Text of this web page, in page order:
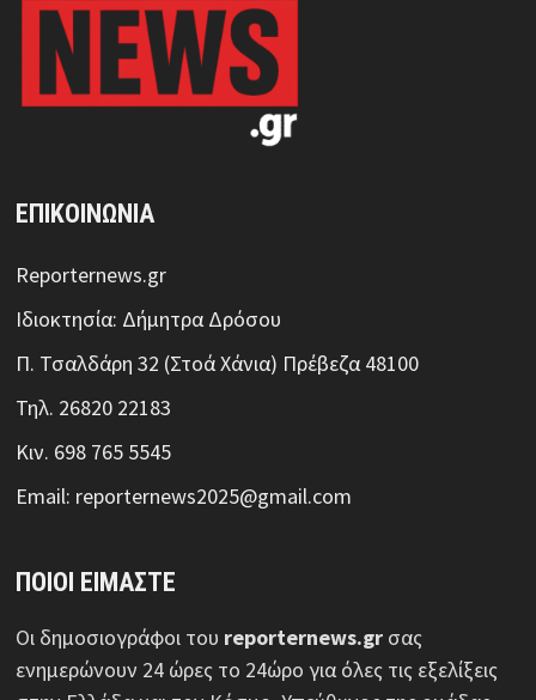
ΕΠΙΚΟΙΝΩΝΙΑ
Reporternews.gr
Ιδιοκτησία: Δήμητρα Δρόσου
Π. Τσαλδάρη 32 (Στοά Χάνια) Πρέβεζα 48100
Τηλ. 26820 22183
Κιν. 698 765 5545
Email: reporternews2025@gmail.com
ΠΟΙΟΙ ΕΙΜΑΣΤΕ
Οι δημοσιογράφοι του reporternews.gr σας
ενημερώνουν 24 ώρες το 24ώρο για όλες τις εξελίξεις